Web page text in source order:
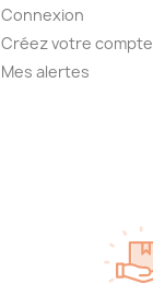
Connexion
Créez votre compte
Mes alertes